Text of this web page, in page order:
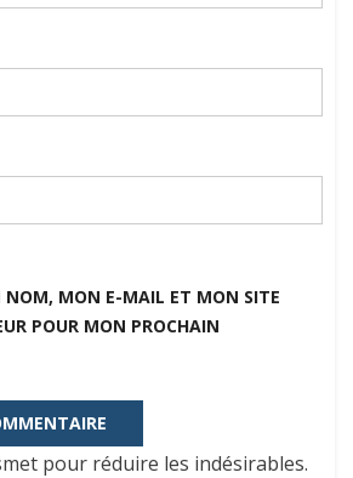
NOM, MON E-MAIL ET MON SITE
POUR MON PROCHAIN
pour réduire les indésirables.